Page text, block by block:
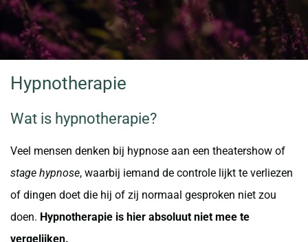
Hypnotherapie
Wat is hypnotherapie?
Veel mensen denken bij hypnose aan een theatershow of
stage hypnose, waarbij iemand de controle lijkt te verliezen
of dingen doet die hij of zij normaal gesproken niet zou
doen. Hypnotherapie is hier absoluut niet mee te
vergelijken.